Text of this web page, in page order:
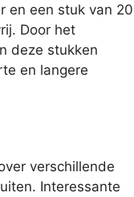
en een stuk van 20
Door het
deze stukken
en langere
verschillende
Interessante